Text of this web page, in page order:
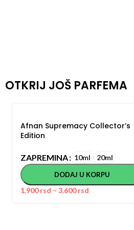
OTKRIJ JOŠ PARFEMA
Afnan Supremacy Collector’s
Edition
ZAPREMINA 10ml 20ml
DODAJ U KORPU
1.900rsd – 3.600rsd